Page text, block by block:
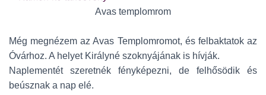
Avas templomrom
Még megnézem az Avas Templomromot, és felbaktatok az
Óvárhoz. A helyet Királyné szoknyájának is hívják.
Naplementét szeretnék fényképezni, de felhősödik és
beúsznak a nap elé.